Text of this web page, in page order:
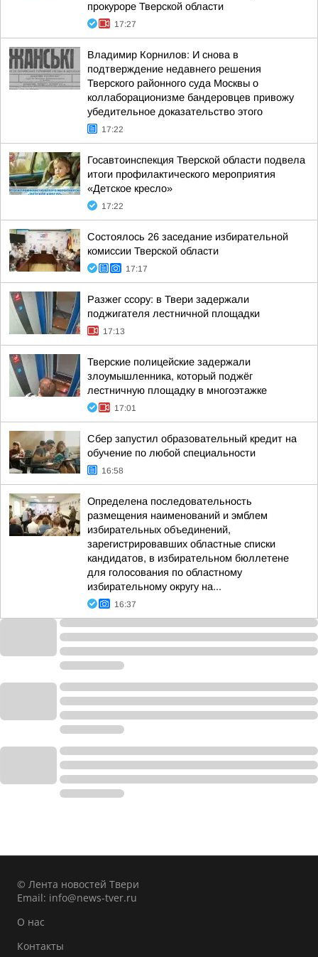
прокуроре Тверской области
17:27
Владимир Корнилов: И снова в
подтверждение недавнего решения
Тверского районного суда Москвы о
коллаборационизме бандеровцев привожу
убедительное доказательство этого
17:22
Госавтоинспекция Тверской области подвела
итоги профилактического мероприятия
«Детское кресло»
17:22
Состоялось 26 заседание избирательной
комиссии Тверской области
17:17
Разжег ссору: в Твери задержали
поджигателя лестничной площадки
17:13
Тверские полицейские задержали
злоумышленника, который поджёг
лестничную площадку в многоэтажке
17:01
Сбер запустил образовательный кредит на
обучение по любой специальности
16:58
Определена последовательность
размещения наименований и эмблем
избирательных объединений,
зарегистрировавших областные списки
кандидатов, в избирательном бюллетене
для голосования по областному
избирательному округу на...
16:37
© Лента новостей Твери
Email: info@news-tver.ru
О нас
Контакты